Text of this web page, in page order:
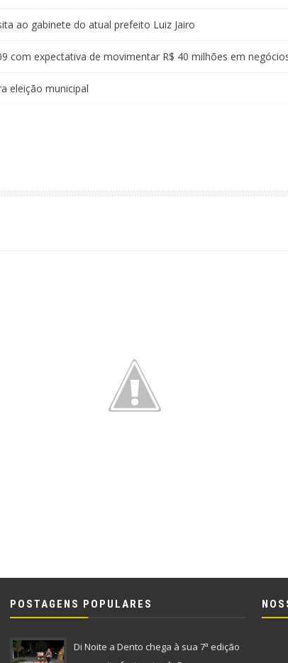
ao gabinete do atual prefeito Luiz Jairo
com expectativa de movimentar R$ 40 milhões em
eleição municipal
POSTAGENS POPULARES
Di Noite a Dento chega à sua 7ª edição